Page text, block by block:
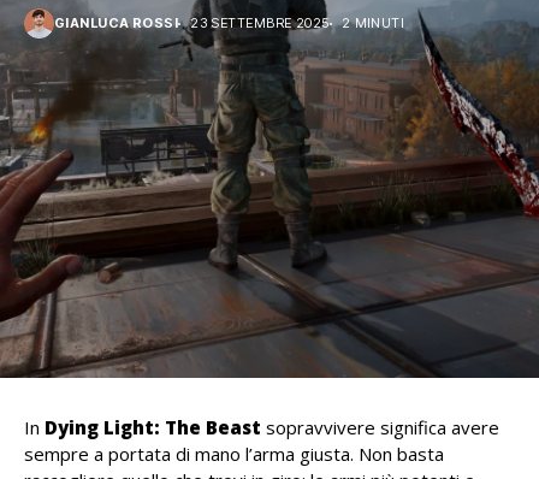
GIANLUCA ROSSI 23 SETTEMBRE 2025 2 MINUTI
In Dying Light: The Beast sopravvivere significa avere
sempre a portata di mano l’arma giusta. Non basta